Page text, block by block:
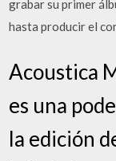
grabar su primer
hasta producir el
Acoustica
es una
la edición